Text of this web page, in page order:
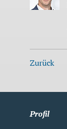
Zurück
Profil